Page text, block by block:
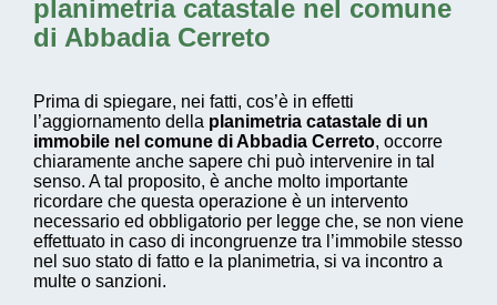
planimetria catastale nel comune
di Abbadia Cerreto
Prima di spiegare, nei fatti, cos’è in effetti
l’aggiornamento della planimetria catastale di un
immobile nel comune di Abbadia Cerreto, occorre
chiaramente anche sapere chi può intervenire in tal
senso. A tal proposito, è anche molto importante
ricordare che questa operazione è un intervento
necessario ed obbligatorio per legge che, se non viene
effettuato in caso di incongruenze tra l’immobile stesso
nel suo stato di fatto e la planimetria, si va incontro a
multe o sanzioni.